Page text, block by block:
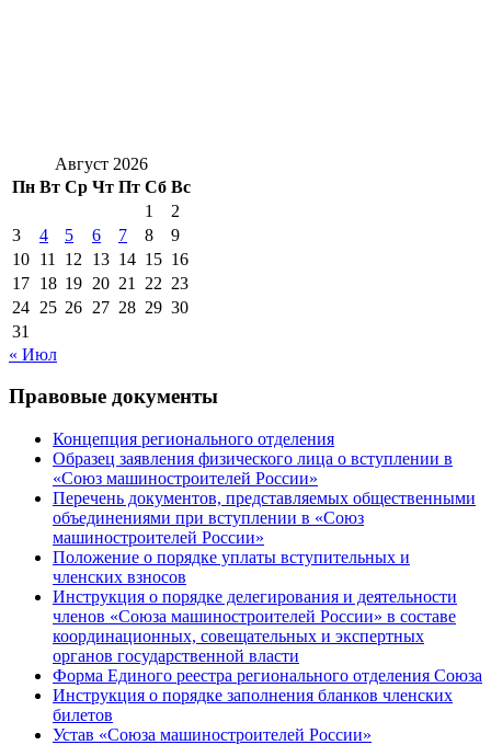
Август 2026
Пн Вт Ср Чт Пт Сб Вс
1
2
3
4 5 6 7 8
9
10 11 12 13 14 15 16
17 18 19 20 21 22 23
24 25 26 27 28 29 30
31
« Июл
Правовые документы
Концепция регионального отделения
Образец заявления физического лица о вступлении в
«Союз машиностроителей России»
Перечень документов, представляемых общественными
объединениями при вступлении в «Союз
машиностроителей России»
Положение о порядке уплаты вступительных и
членских взносов
Инструкция о порядке делегирования и деятельности
членов «Союза машиностроителей России» в составе
координационных, совещательных и экспертных
органов государственной власти
Форма Единого реестра регионального отделения Союза
Инструкция о порядке заполнения бланков членских
билетов
Устав «Союза машиностроителей России»